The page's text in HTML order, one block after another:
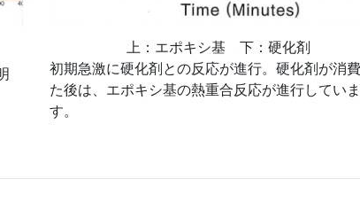
上：エポキシ基 下：硬化剤
初期急激に硬化剤との反応が進行。硬化剤が消
た後は、エポキシ基の熱重合反応が進行していま
す。